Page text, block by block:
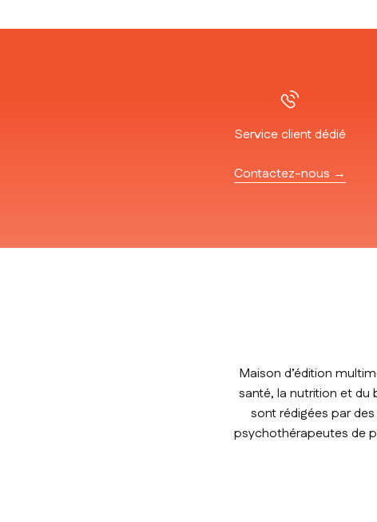
Service client dédié
Contactez-nous →
Maison d’édition
santé, la nutrition et du
sont rédigées par
psychothérapeutes de